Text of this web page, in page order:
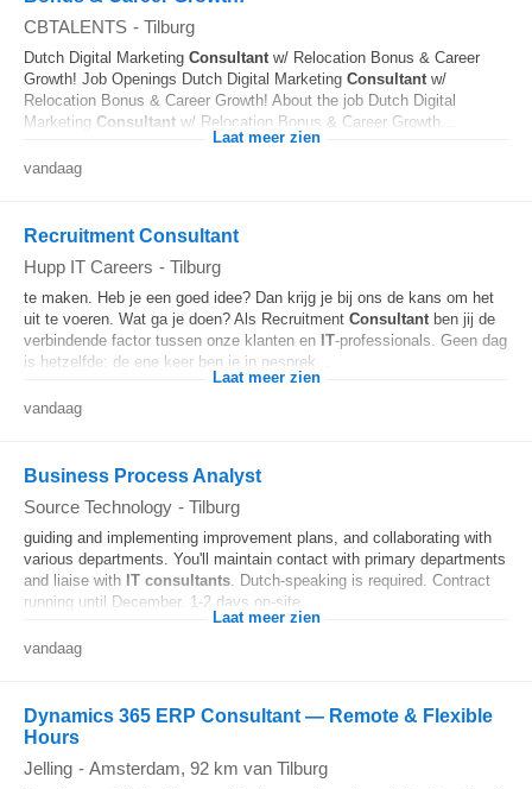
CBTALENTS - Tilburg
Dutch Digital Marketing Consultantw/ Relocation Bonus & Career
Growth! Job Openings Dutch Digital Marketing Consultant w/
Relocation Bonus & Career Growth! About the job Dutch Digital
Marketing Consultant w/ Relocation Bonus & Career Growth...
Laat meer zien
vandaag
Recruitment Consultant
Hupp IT Careers - Tilburg
te maken. Heb je een goed idee? Dan krijg je bij ons de kans om het
uit te voeren. Wat ga je doen? Als Recruitment Consultant ben jij de
verbindende factor tussen onze klanten en IT-professionals. Geen dag
is hetzelfde: de ene keer ben je in gesprek...
Laat meer zien
vandaag
Business Process Analyst
Source Technology - Tilburg
guiding and implementing improvement plans, and collaborating with
various departments. You'll maintain contact with primary departments
and liaise with IT consultants. Dutch-speaking is required. Contract
running until December. 1-2 days on-site...
Laat meer zien
vandaag
Dynamics 365 ERP Consultant — Remote & Flexible
Hours
Jelling - Amsterdam, 92 km van Tilburg